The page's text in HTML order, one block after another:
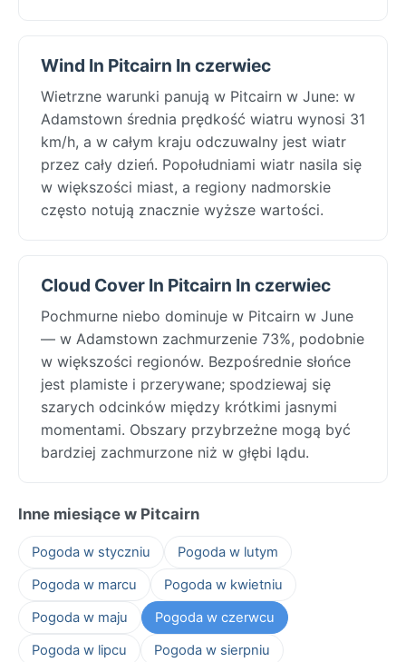
Wind In Pitcairn In czerwiec
Wietrzne warunki panują w Pitcairn w June: w
Adamstown średnia prędkość wiatru wynosi 31
km/h, a w całym kraju odczuwalny jest wiatr
przez cały dzień. Popołudniami wiatr nasila się
w większości miast, a regiony nadmorskie
często notują znacznie wyższe wartości.
Cloud Cover In Pitcairn In czerwiec
Pochmurne niebo dominuje w Pitcairn w June
— w Adamstown zachmurzenie 73%, podobnie
w większości regionów. Bezpośrednie słońce
jest plamiste i przerywane; spodziewaj się
szarych odcinków między krótkimi jasnymi
momentami. Obszary przybrzeżne mogą być
bardziej zachmurzone niż w głębi lądu.
Inne miesiące w Pitcairn
Pogoda w styczniu
Pogoda w lutym
Pogoda w marcu
Pogoda w kwietniu
Pogoda w maju
Pogoda w czerwcu
Pogoda w lipcu
Pogoda w sierpniu